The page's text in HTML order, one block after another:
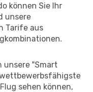
können Sie Ihr
unsere
Tarife aus
unsere "Smart
sehen können,